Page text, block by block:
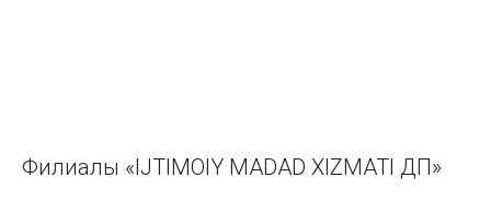
Филиалы «IJTIMOIY MADAD XIZMATI ДП»